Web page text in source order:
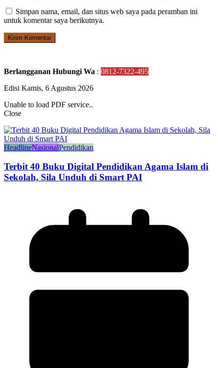
Simpan nama, email, dan situs web saya pada peramban ini
untuk komentar saya berikutnya.
Berlangganan Hubungi Wa : 0812-7322-495
Edisi Kamis, 6 Agustus 2026
Unable to load PDF service..
Close
HeadlineNasionalPendidikan
Terbit 40 Buku Digital Pendidikan Agama Islam di
Sekolah, Sila Unduh di Smart PAI